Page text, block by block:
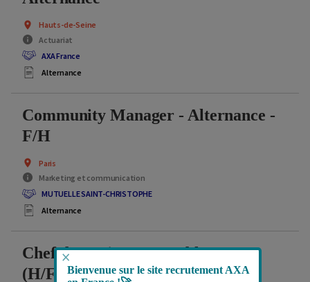
Hauts-de-Seine
Actuariat
AXA France
Alternance
Community Manager - Alternance -
F/H
Paris
Marketing et communication
MUTUELLE SAINT-CHRISTOPHE
Alternance
Chef de Projet Comptable et Data
(H/F)- En alternance
Bienvenue sur le site recrutement AXA
×